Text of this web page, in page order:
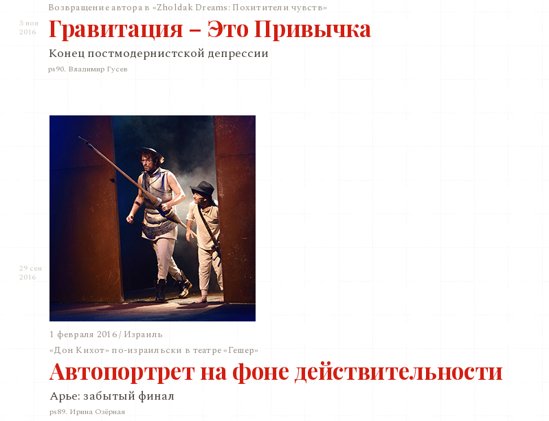
Возвращение автора в «Zholdak Dreams: Похитители чувств»
Гравитация – Это Привычка
Конец постмодернистской депрессии
ps90. Владимир Гусев
1 февраля 2016 / Израиль
«Дон Кихот» по-израильски в театре «Гешер»
Автопортрет на фоне действительности
Арье: забытый финал
ps89. Ирина Озёрная
3 ноя
2016
29 сен
2016